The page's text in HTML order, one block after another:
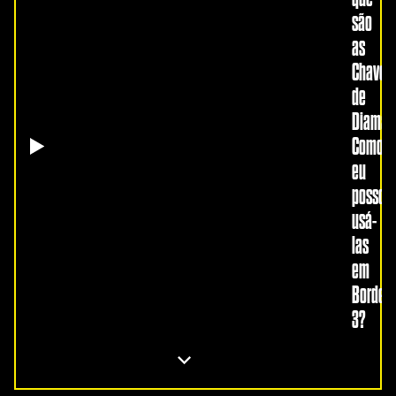
são
as
Chaves
de
Como
eu
posso
usá-
las
em
3?